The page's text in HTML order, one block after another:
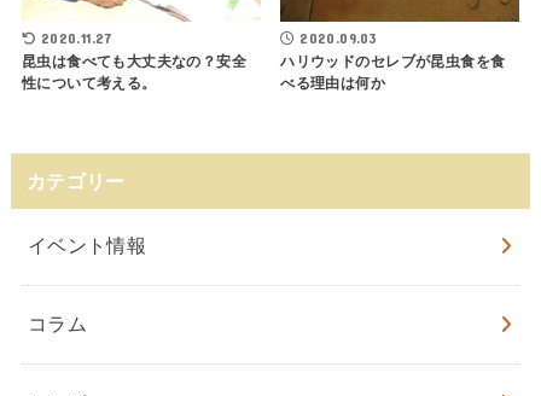
2020.11.27
昆虫は食べても大丈夫なの？安全
性について考える。
2020.09.03
ハリウッドのセレブが昆虫食を食
べる理由は何か
カテゴリー
イベント情報
コラム